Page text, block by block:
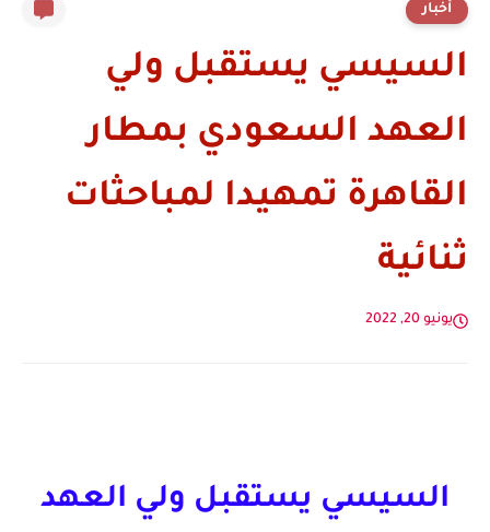
أخبار
السيسي يستقبل ولي
العهد السعودي بمطار
القاهرة تمهيدا لمباحثات
ثنائية
يونيو 20, 2022
السيسي يستقبل ولي العهد